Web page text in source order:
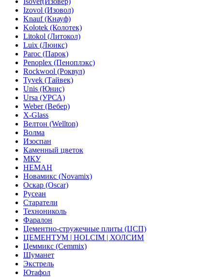
Izovol (Изовол)
Knauf (Кнауф)
Kolotek (Колотек)
Litokol (Литокол)
Luix (Люикс)
Paroc (Парок)
Penoplex (Пеноплэкс)
Rockwool (Роквул)
Tyvek (Тайвек)
Unis (Юнис)
Ursa (УРСА)
Weber (Вебер)
X-Glass
Велтон (Wellton)
Волма
Изоспан
Каменный цветок
МКУ
НЕМАН
Новамикс (Novamix)
Оскар (Oscar)
Русеан
Старатели
Технониколь
Фаралон
Цементно-стружечные плиты (ЦСП)
ЦЕМЕНТУМ | HOLCIM | ХОЛСИМ
Цеммикс (Cemmix)
Шуманет
Экстрель
Ютафол